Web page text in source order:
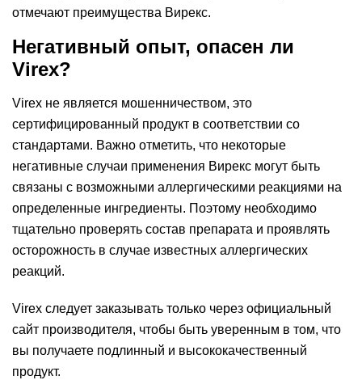
отмечают преимущества Вирекс.
Негативный опыт, опасен ли
Virex?
Virex не является мошенничеством, это
сертифицированный продукт в соответствии со
стандартами. Важно отметить, что некоторые
негативные случаи применения Вирекс могут быть
связаны с возможными аллергическими реакциями на
определенные ингредиенты. Поэтому необходимо
тщательно проверять состав препарата и проявлять
осторожность в случае известных аллергических
реакций.
Virex следует заказывать только через официальный
сайт производителя, чтобы быть уверенным в том, что
вы получаете подлинный и высококачественный
продукт.